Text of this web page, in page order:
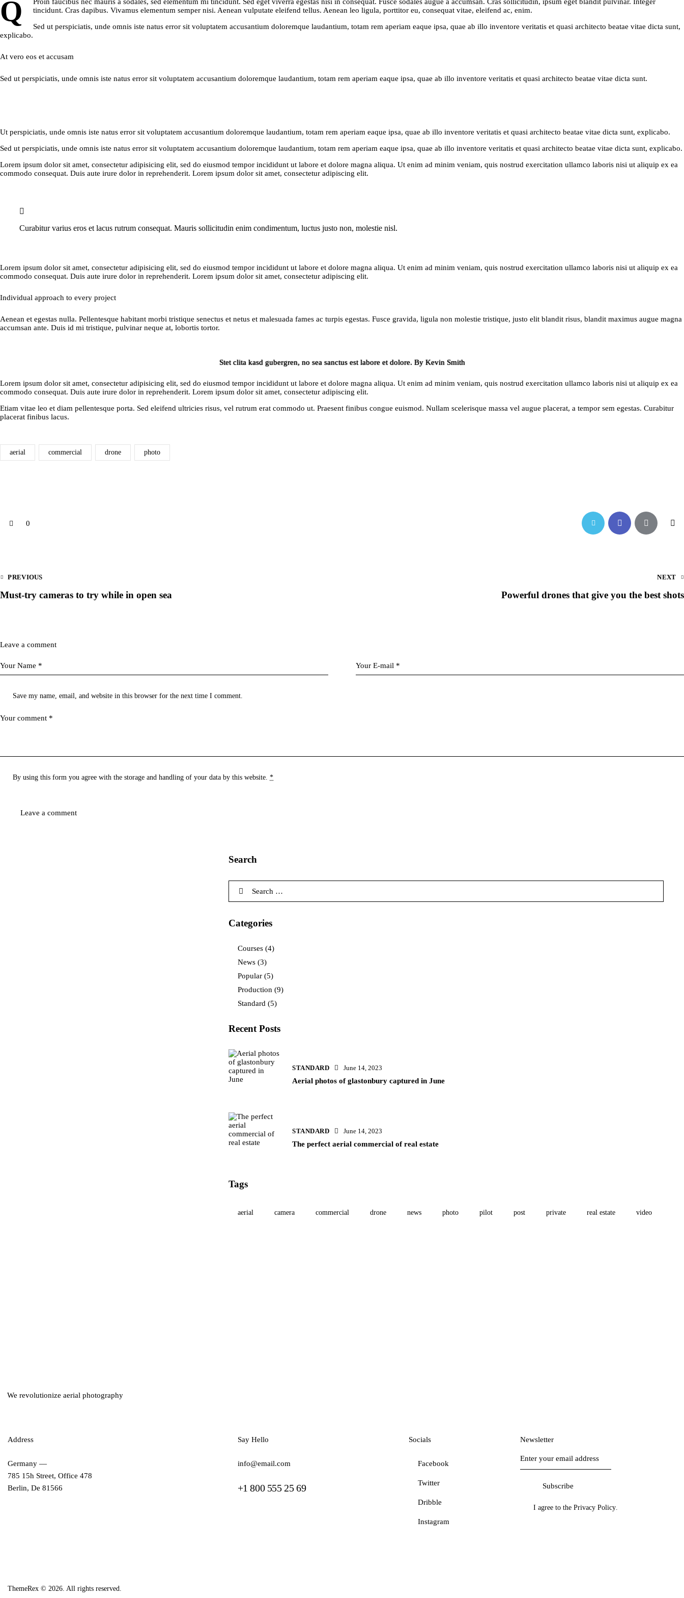
Q
Proin faucibus nec mauris a sodales, sed elementum mi tincidunt. Sed eget viverra egestas nisi in consequat. Fusce sodales augue a accumsan. Cras sollicitudin, ipsum eget blandit pulvinar. Integer
tincidunt. Cras dapibus. Vivamus elementum semper nisi. Aenean vulputate eleifend tellus. Aenean leo ligula, porttitor eu, consequat vitae, eleifend ac, enim.
Sed ut perspiciatis, unde omnis iste natus error sit voluptatem accusantium doloremque laudantium, totam rem aperiam eaque ipsa, quae ab illo inventore veritatis et quasi architecto beatae vitae dicta sunt,
explicabo.
At vero eos et accusam
Sed ut perspiciatis, unde omnis iste natus error sit voluptatem accusantium doloremque laudantium, totam rem aperiam eaque ipsa, quae ab illo inventore veritatis et quasi architecto beatae vitae dicta sunt.
Ut perspiciatis, unde omnis iste natus error sit voluptatem accusantium doloremque laudantium, totam rem aperiam eaque ipsa, quae ab illo inventore veritatis et quasi architecto beatae vitae dicta sunt, explicabo.
Sed ut perspiciatis, unde omnis iste natus error sit voluptatem accusantium doloremque laudantium, totam rem aperiam eaque ipsa, quae ab illo inventore veritatis et quasi architecto beatae vitae dicta sunt, explicabo.
Lorem ipsum dolor sit amet, consectetur adipisicing elit, sed do eiusmod tempor incididunt ut labore et dolore magna aliqua. Ut enim ad minim veniam, quis nostrud exercitation ullamco laboris nisi ut aliquip ex ea
commodo consequat. Duis aute irure dolor in reprehenderit. Lorem ipsum dolor sit amet, consectetur adipiscing elit.
Curabitur varius eros et lacus rutrum consequat. Mauris sollicitudin enim condimentum, luctus justo non, molestie nisl.
Lorem ipsum dolor sit amet, consectetur adipisicing elit, sed do eiusmod tempor incididunt ut labore et dolore magna aliqua. Ut enim ad minim veniam, quis nostrud exercitation ullamco laboris nisi ut aliquip ex ea
commodo consequat. Duis aute irure dolor in reprehenderit. Lorem ipsum dolor sit amet, consectetur adipiscing elit.
Individual approach to every project
Aenean et egestas nulla. Pellentesque habitant morbi tristique senectus et netus et malesuada fames ac turpis egestas. Fusce gravida, ligula non molestie tristique, justo elit blandit risus, blandit maximus augue magna
accumsan ante. Duis id mi tristique, pulvinar neque at, lobortis tortor.
Stet clita kasd gubergren, no sea sanctus est labore et dolore. By Kevin Smith
Lorem ipsum dolor sit amet, consectetur adipisicing elit, sed do eiusmod tempor incididunt ut labore et dolore magna aliqua. Ut enim ad minim veniam, quis nostrud exercitation ullamco laboris nisi ut aliquip ex ea
commodo consequat. Duis aute irure dolor in reprehenderit. Lorem ipsum dolor sit amet, consectetur adipiscing elit.
Etiam vitae leo et diam pellentesque porta. Sed eleifend ultricies risus, vel rutrum erat commodo ut. Praesent finibus congue euismod. Nullam scelerisque massa vel augue placerat, a tempor sem egestas. Curabitur
placerat finibus lacus.
aerial commercial drone photo
0
PREVIOUS
Must-try cameras to try while in open sea
NEXT
Powerful drones that give you the best shots
Leave a comment
Save my name, email, and website in this browser for the next time I comment.
By using this form you agree with the storage and handling of your data by this website.*
Search
Categories
Courses (4)
News (3)
Popular (5)
Production (9)
Standard (5)
Recent Posts
STANDARD June 14, 2023
Aerial photos of glastonbury captured in June
STANDARD June 14, 2023
The perfect aerial commercial of real estate
Tags
aerial camera commercial drone news photo pilot post private real estate video
We revolutionize aerial photography
Address
Germany —
785 15h Street, Office 478
Berlin, De 81566
Say Hello
info@email.com
+1 800 555 25 69
Socials
Facebook
Twitter
Dribble
Instagram
Newsletter
Subscribe
I agree to the Privacy Policy.
ThemeRex © 2026. All rights reserved.